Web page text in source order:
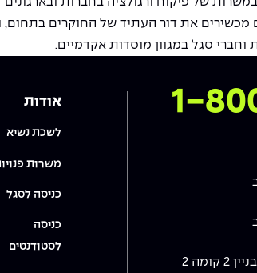
מכשירים את דור העתיד של החוקרים בתחום,
סגל במגוון מוסדות אקדמיים.
1- אודות
לשכת נשיא
משרות
כניסה לסגל
כניסה
לסטודנטים